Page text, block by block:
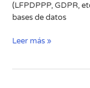
(LFPDPPP, GDPR,
bases de datos
Leer más »